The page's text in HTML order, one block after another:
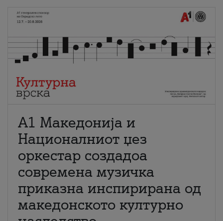
А1 Македонија и
Националниот џез
оркестар создадоа
современа музичка
приказна инспирирана од
македонското културно